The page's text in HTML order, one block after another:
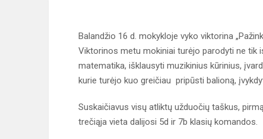
Balandžio 16 d. mokykloje vyko viktorina
Viktorinos metu mokiniai turėjo parodyti ne tik
matematika, išklausyti muzikinius kūrinius,
kurie turėjo kuo greičiau pripūsti balioną,
Suskaičiavus visų atliktų užduočių taškus,
trečiąja vieta dalijosi 5d ir 7b klasių komandos.